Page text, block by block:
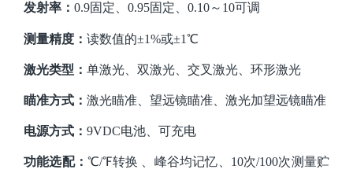
发射率： 0.9固定、0.95固定、0.10～ 10可调
测量精度： 读数值的±1%或±1℃
激光类型： 单激光、双激光、交叉激光、环形激光
瞄准方式： 激光瞄准、望远镜瞄准、激光加望远镜瞄准
电源方式 ： 9VDC电池、可充电
功能选配：℃/℉转换 、峰谷均记忆、10次/100次测量贮